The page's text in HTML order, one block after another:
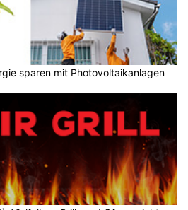
sparen mit Photovoltaikanlagen